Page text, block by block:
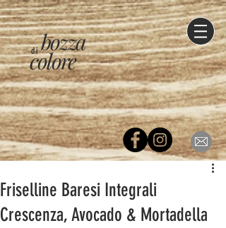
di
colore
bozza
Friselline Baresi Integrali
Crescenza, Avocado & Mortadella